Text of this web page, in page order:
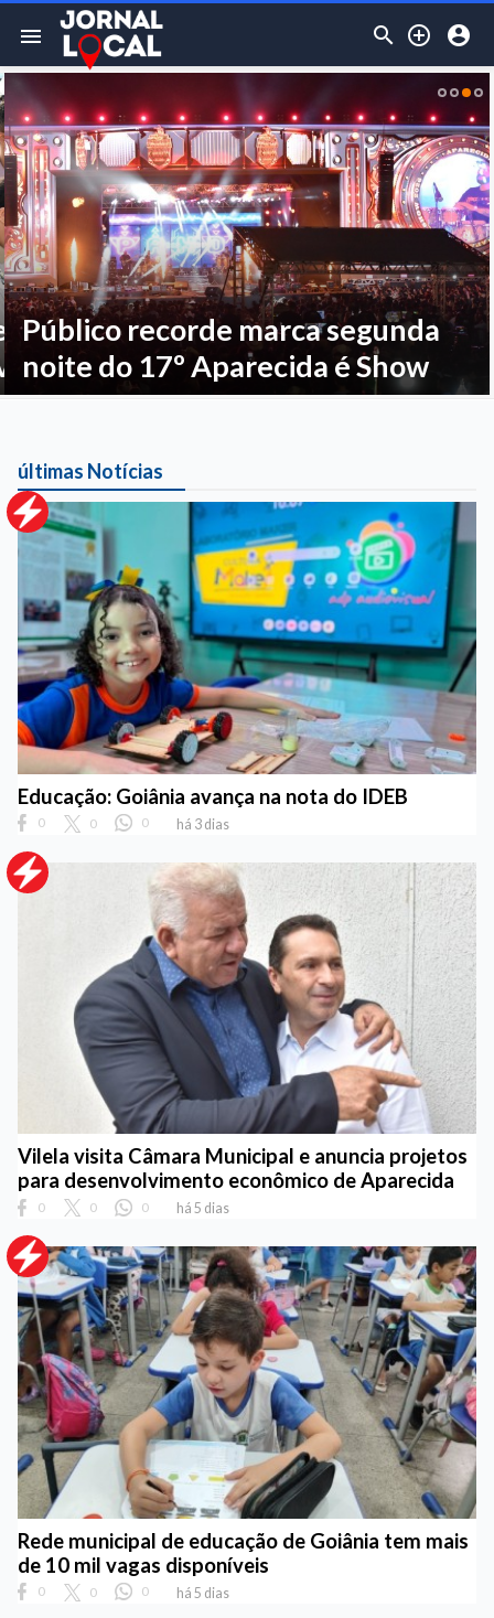
menu   
Goiás registra mais de 15 mil
novas empresas em julho
marca segunda
17º Aparecida é Show
últimas Notícias
Educação: Goiânia avança na nota do IDEB
0 0 0 há 3 dias
Vilela visita Câmara Municipal e anuncia projetos
para desenvolvimento econômico de Aparecida
0 0 0 há 5 dias
Rede municipal de educação de Goiânia tem mais
de 10 mil vagas disponíveis
0 0 0 há 5 dias